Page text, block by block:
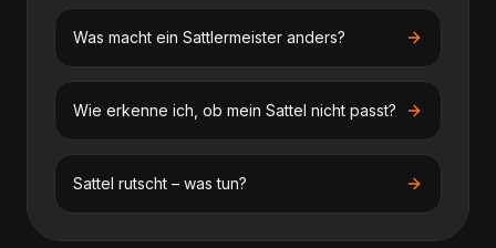
Was macht ein Sattlermeister anders?
Wie erkenne ich, ob mein Sattel nicht passt?
Sattel rutscht – was tun?